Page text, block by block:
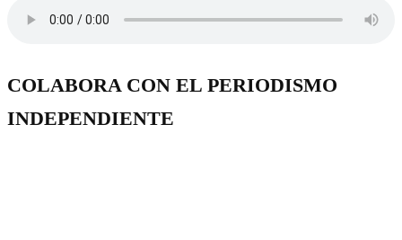
COLABORA CON EL PERIODISMO
INDEPENDIENTE